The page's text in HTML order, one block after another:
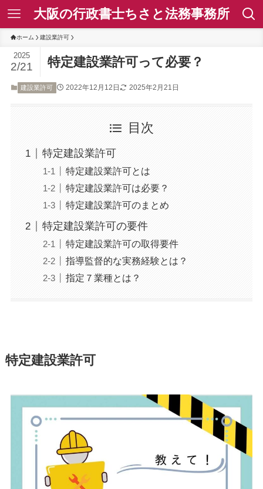
大阪の行政書士ちさと法務事務所
ホーム 建設業許可
特定建設業許可って必要？
2025
2/21
建設業許可 2022年12月12日 2025年2月21日
目次
特定建設業許可
特定建設業許可とは
特定建設業許可は必要？
特定建設業許可のまとめ
特定建設業許可の要件
特定建設業許可の取得要件
指導監督的な実務経験とは？
指定７業種とは？
特定建設業許可